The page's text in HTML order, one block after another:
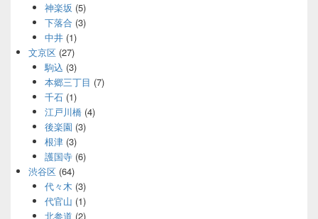
神楽坂 (5)
下落合(3)
中井(1)
文京区 (27)
駒込 (3)
本郷三丁目 (7)
千石(1)
江戸川橋(4)
後楽園 (3)
根津(3)
護国寺(6)
渋谷区 (64)
代々木 (3)
代官山 (1)
北参道 (2)